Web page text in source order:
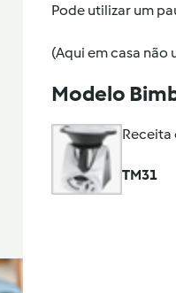
Pode utilizar um
(Aqui em casa não
Modelo
Receita
TM31